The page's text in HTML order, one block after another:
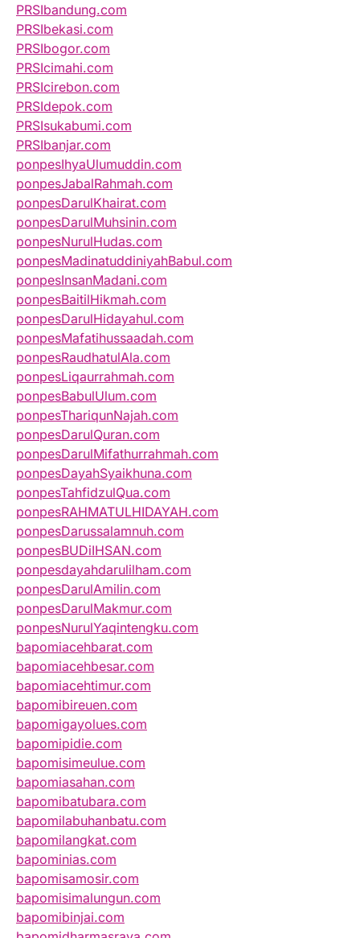
PRSIbandung.com
PRSIbekasi.com
PRSIbogor.com
PRSIcimahi.com
PRSIcirebon.com
PRSIdepok.com
PRSIsukabumi.com
PRSIbanjar.com
ponpesIhyaUlumuddin.com
ponpesJabalRahmah.com
ponpesDarulKhairat.com
ponpesDarulMuhsinin.com
ponpesNurulHudas.com
ponpesMadinatuddiniyahBabul.com
ponpesInsanMadani.com
ponpesBaitilHikmah.com
ponpesDarulHidayahul.com
ponpesMafatihussaadah.com
ponpesRaudhatulAla.com
ponpesLiqaurrahmah.com
ponpesBabulUlum.com
ponpesThariqunNajah.com
ponpesDarulQuran.com
ponpesDarulMifathurrahmah.com
ponpesDayahSyaikhuna.com
ponpesTahfidzulQua.com
ponpesRAHMATULHIDAYAH.com
ponpesDarussalamnuh.com
ponpesBUDiIHSAN.com
ponpesdayahdarulilham.com
ponpesDarulAmilin.com
ponpesDarulMakmur.com
ponpesNurulYaqintengku.com
bapomiacehbarat.com
bapomiacehbesar.com
bapomiacehtimur.com
bapomibireuen.com
bapomigayolues.com
bapomipidie.com
bapomisimeulue.com
bapomiasahan.com
bapomibatubara.com
bapomilabuhanbatu.com
bapomilangkat.com
bapominias.com
bapomisamosir.com
bapomisimalungun.com
bapomibinjai.com